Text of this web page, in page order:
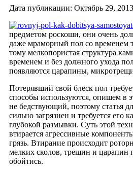
Дата публикации: Октябрь 29, 2013
предметом роскоши, они очень
даже мраморный пол со временем
тому мелкопористая структура
временем и без должного ухода
появляются царапины,
Потерявший свой блеск пол
способы используются, опишем в
не бедствующий, поэтому статья
сильно загрязнен и требуется его
глубокой размывки. Суть этой
втирается агрессивные
грязь. Втирание происходит
мелких сколов, трещин и царапин
обойтись.